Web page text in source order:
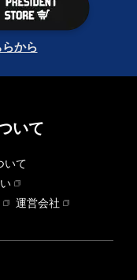
から
いて
いて
運営会社